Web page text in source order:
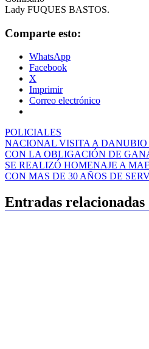
Lady FUQUES BASTOS.
Comparte esto:
WhatsApp
Facebook
X
Imprimir
Correo electrónico
POLICIALES
Navegación
de
entradas
NACIONAL VISITA A DANUBIO
CON LA OBLIGACIÓN DE
SE REALIZÓ HOMENAJE A
CON MAS DE 30 AÑOS DE
Entradas relacionadas